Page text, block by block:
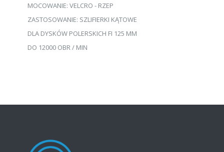
MOCOWANIE: VELCRO - RZEP
ZASTOSOWANIE: SZLIFIERKI KĄTOWE
DLA DYSKÓW POLERSKICH FI 125 MM
DO 12000 OBR / MIN